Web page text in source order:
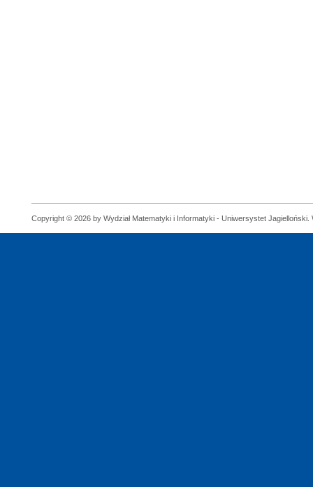
Copyright © 2026 by Wydział Matematyki i Informatyki - Uniwersystet